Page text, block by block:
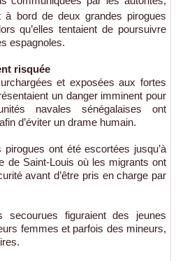
à bord de deux grandes pirogues
qu’elles tentaient de poursuivre
espagnoles.
risquée
et exposées aux fortes
un danger imminent pour
navales sénégalaises ont
d’éviter un drame humain.
ont été escortées jusqu’à
de Saint-Louis où les migrants ont
avant d’être pris en charge par
secourues figuraient des jeunes
femmes et parfois des mineurs,